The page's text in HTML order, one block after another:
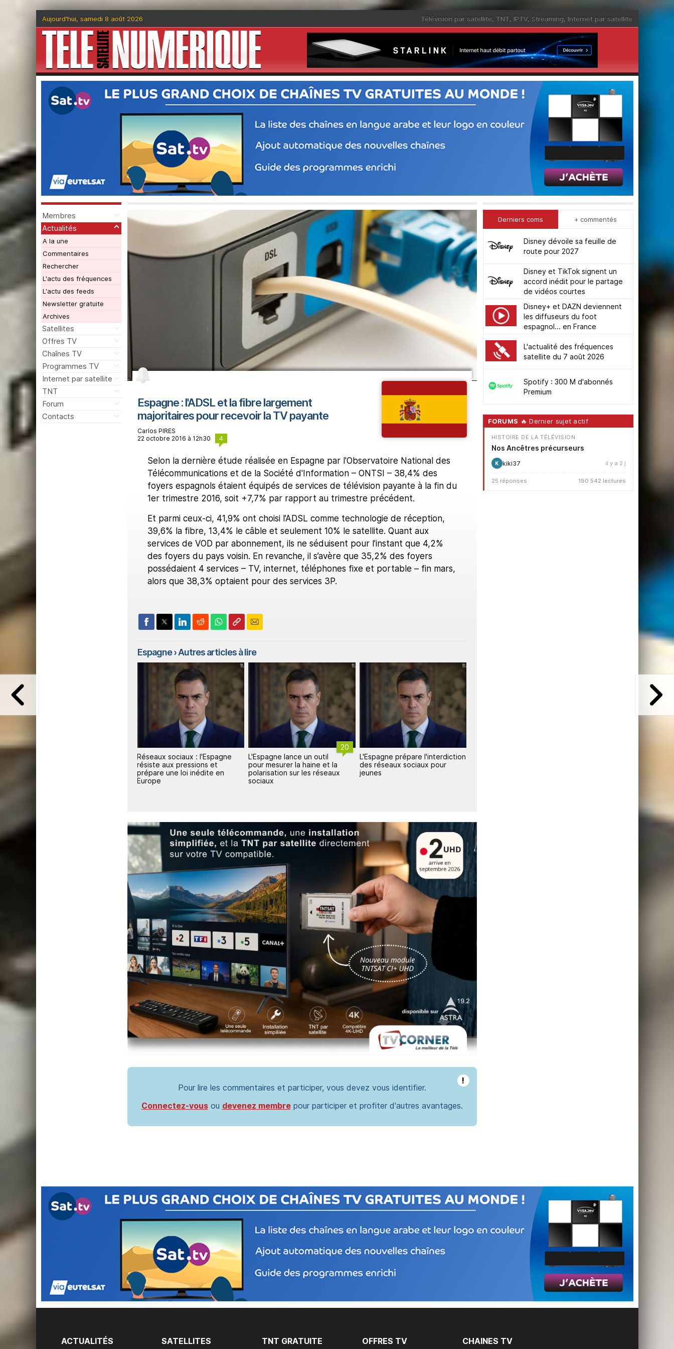
Aujourd'hui, samedi 8 août 2026 Télévision par satellite, TNT, IPTV, Streaming, Internet par satellite
Membres
Actualités
A la une
Commentaires
Rechercher
L'actu des fréquences
L'actu des feeds
Newsletter gratuite
Archives
Satellites
Offres TV
Chaînes TV
Programmes TV
Internet par satellite
TNT
Forum
Contacts
Espagne : l'ADSL et la fibre largement
majoritaires pour recevoir la TV payante
Carlos PIRES
22 octobre 2016 à 12h30
4
Selon la dernière étude réalisée en Espagne par l'Observatoire National des
Télécommunications et de la Société d'Information – ONTSI – 38,4% des
foyers espagnols étaient équipés de services de télévision payante à la fin du
1er trimestre 2016, soit +7,7% par rapport au trimestre précédent.
Et parmi ceux-ci, 41,9% ont choisi l’ADSL comme technologie de réception,
39,6% la fibre, 13,4% le câble et seulement 10% le satellite. Quant aux
services de VOD par abonnement, ils ne séduisent pour l’instant que 4,2%
des foyers du pays voisin. En revanche, il s’avère que 35,2% des foyers
possédaient 4 services – TV, internet, téléphones fixe et portable – fin mars,
alors que 38,3% optaient pour des services 3P.
Espagne› Autres articles à lire
2 20
L'Espagne lance un outil
pour mesurer la haine et la
polarisation sur les réseaux
sociaux
L'Espagne prépare l'interdiction
des réseaux sociaux pour
jeunes
Espagne : critiques autour des
droits TV du foot féminin
!
Pour lire les commentaires et participer, vous devez vous identifier.
Connectez-vousou devenez membrepour participer et profiter d'autres avantages.
Derniers coms + commentés
Disney dévoile sa feuille de
route pour 2027
Disney et TikTok signent un
accord inédit pour le partage
de vidéos courtes
Disney+ et DAZN deviennent
les diffuseurs du foot
espagnol... en France
L'actualité des fréquences
satellite du 7 août 2026
Spotify : 300 M d'abonnés
Premium
FORUMS 🔥 Dernier sujet actif
HISTOIRE DE LA TÉLÉVISION
Nos Ancêtres précurseurs
K kiki37 il y a 2 j
25 réponses 190 542 lectures
ACTUALITÉS SATELLITES TNT GRATUITE OFFRES TV CHAINES TV